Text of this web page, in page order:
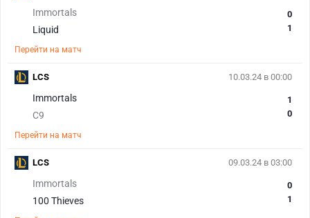
Immortals
Liquid
0
1
Перейти на матч
10.03.24 в 00:00
Immortals
C9
1
0
Перейти на матч
LCS
09.03.24 в 03:00
Immortals
100 Thieves
0
1
LCS